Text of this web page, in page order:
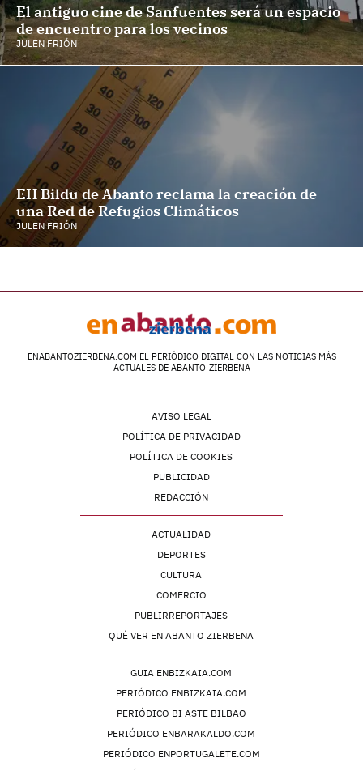
El antiguo cine de Sanfuentes será un espacio
de encuentro para los vecinos
JULEN FRIÓN
EH Bildu de Abanto reclama la creación de
una Red de Refugios Climáticos
JULEN FRIÓN
ENABANTOZIERBENA.COM EL PERIÓDICO DIGITAL CON LAS NOTICIAS MÁS
ACTUALES DE ABANTO-ZIERBENA
AVISO LEGAL
POLÍTICA DE PRIVACIDAD
POLÍTICA DE COOKIES
PUBLICIDAD
REDACCIÓN
ACTUALIDAD
DEPORTES
CULTURA
COMERCIO
PUBLIRREPORTAJES
QUÉ VER EN ABANTO ZIERBENA
GUIA ENBIZKAIA.COM
PERIÓDICO ENBIZKAIA.COM
PERIÓDICO BI ASTE BILBAO
PERIÓDICO ENBARAKALDO.COM
PERIÓDICO ENPORTUGALETE.COM